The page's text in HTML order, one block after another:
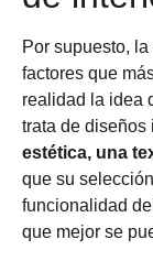
Por supuesto,
factores que
realidad la idea
trata de diseños
estética, una
que su
funcionalidad
que mejor se